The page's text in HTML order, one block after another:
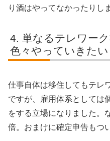
り酒はやってなかったりし
単なるテレワー
色々やっていきたい
仕事自体は移住してもテレ
ですが、雇用体系としては
をする立場になりました。
倍。おまけに確定申告もつ